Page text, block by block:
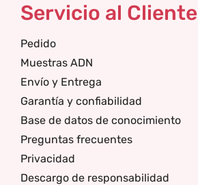
Servicio al Cliente
Pedido
Muestras ADN
Envío y Entrega
Garantía y confiabilidad
Base de datos de conocimiento
Preguntas frecuentes
Privacidad
Descargo de responsabilidad